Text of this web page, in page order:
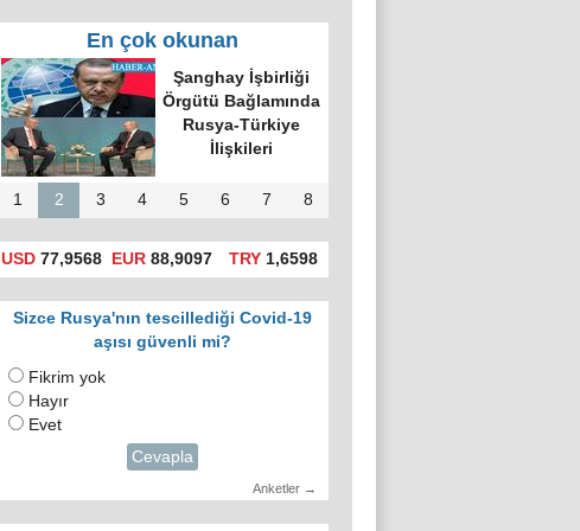
En çok okunan
Rusya'da hatalı celp
için itiraz e-devlet
(gosuslugi)
üzerinden
yapılacak!
1 2 3 4 5 6 7 8
USD 77,9568 EUR 88,9097 TRY1,6598
Sizce Rusya'nın tescillediği Covid-19
aşısı güvenli mi?
Fikrim yok
Hayır
Evet
Cevapla
Anketler →